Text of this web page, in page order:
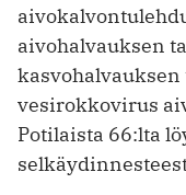
aivohalvauksen
vesirokkovirus
Potilaista 66:lta